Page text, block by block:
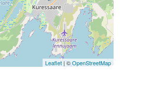
Leaflet | ©OpenStreetMap